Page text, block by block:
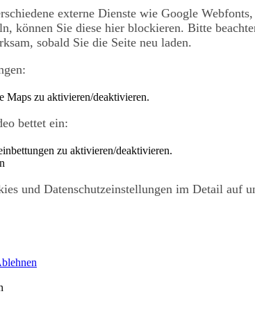
externe Dienste wie Google
können Sie diese hier blockieren. Bitte
sobald Sie die Seite neu laden.
Maps zu aktivieren/deaktivieren.
bettet ein:
zu aktivieren/deaktivieren.
und Datenschutzeinstellungen im Detail auf